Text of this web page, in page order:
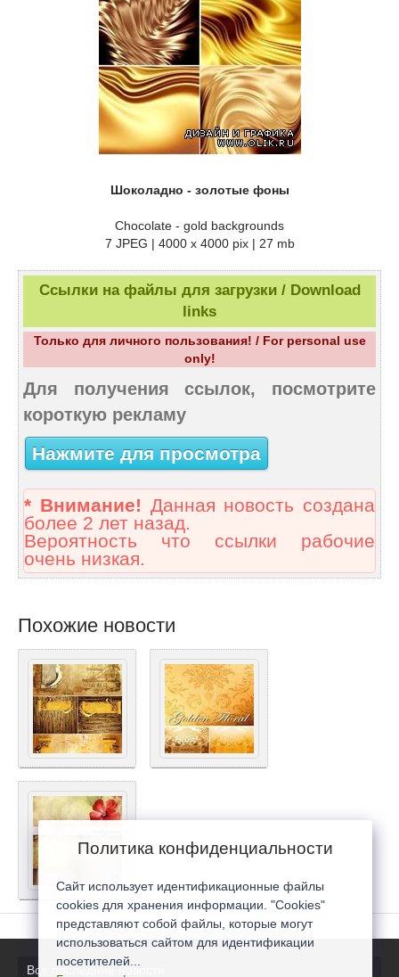
Шоколадно - золотые фоны
Chocolate - gold backgrounds
7 JPEG | 4000 x 4000 pix | 27 mb
Ссылки на файлы для загрузки / Download
links
Только для личного пользования! / For personal use
only!
Для получения ссылок, посмотрите
короткую рекламу
Нажмите для просмотра
* Внимание! Данная новость создана
более 2 лет назад.
Вероятность что ссылки рабочие
очень низкая.
Похожие новости
Все последние новости
Политика конфиденциальности
Сайт использует идентификационные файлы
cookies для хранения информации. "Cookies"
представляют собой файлы, которые могут
использоваться сайтом для идентификации
посетителей...